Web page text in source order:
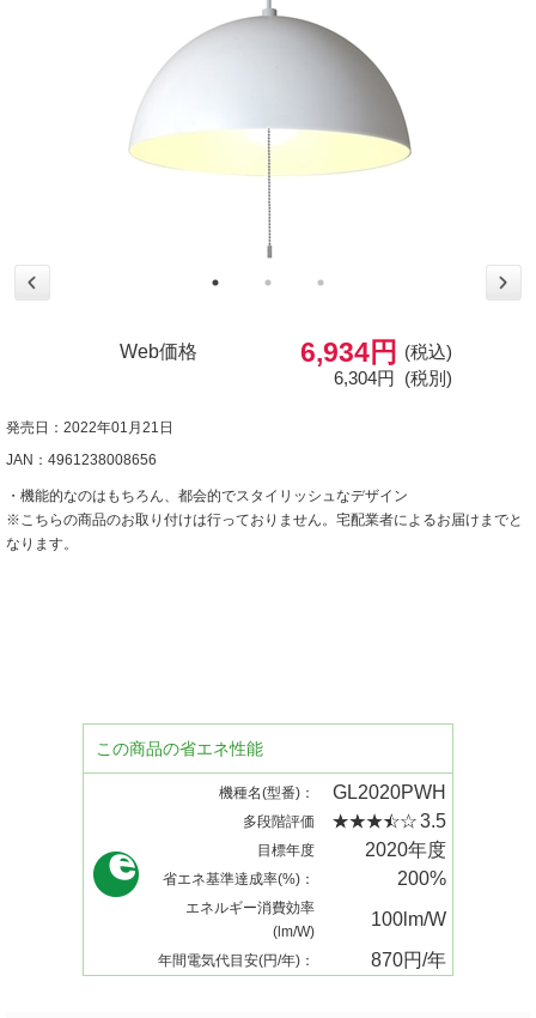
Web価格 6,934円
(税込)
6,304円 (税別)
発売日：2022年01月21日
JAN：4961238008656
・機能的なのはもちろん、都会的でスタイリッシュなデザイン
※こちらの商品のお取り付けは行っておりません。宅配業者によるお届けまでと
なります。
この商品の省エネ性能
機種名(型番)： GL2020PWH
多段階評価 3.5
目標年度 2020年度
省エネ基準達成率(%)： 200%
エネルギー消費効率
(lm/W)
100lm/W
年間電気代目安(円/年)： 870円/年